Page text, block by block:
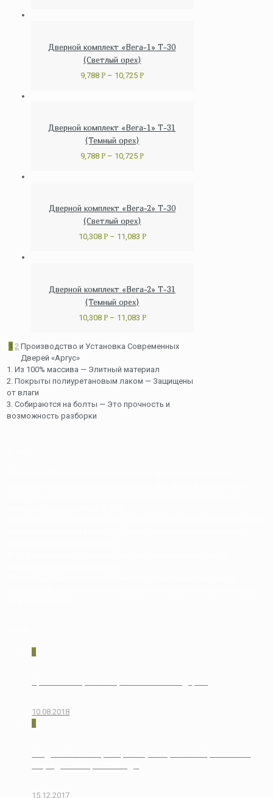
Дверной комплект «Вега-1» Т-30
(Светлый орех)
9,788Р – 10,725Р
Дверной комплект «Вега-1» Т-31
(Темный орех)
9,788Р – 10,725Р
Дверной комплект «Вега-2» Т-30
(Светлый орех)
10,308 Р– 11,083 Р
Дверной комплект «Вега-2» Т-31
(Темный орех)
10,308 Р– 11,083 Р
1 2 Производство и Установка Современных
Дверей «Аргус»
1. Из 100% массива — Элитный материал
2. Покрыты полиуретановым лаком — Защищены
от влаги
3. Собираются на болты — Это прочность и
возможность разборки
0
10.08.2018
0
15.12.2017